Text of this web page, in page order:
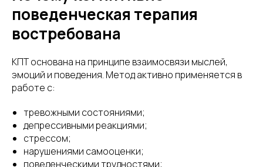
поведенческая терапия
востребована
КПТ основана на принципе взаимосвязи мыслей,
эмоций и поведения. Метод активно применяется в
работе с:
тревожными состояниями;
депрессивными реакциями;
стрессом;
нарушениями самооценки;
поведенческими трудностями;